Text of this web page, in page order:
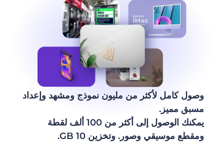
وصول كامل لأكثر من مليون نموذج ومشهد وإعداد
مسبق مميز.
يمكنك الوصول إلى أكثر من 100 ألف لقطة
ومقطع موسيقي وصور. وتخزين 10 GB.